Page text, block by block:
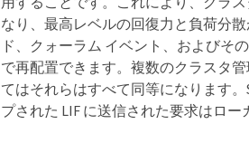
なり、最高レベルの回復力と負荷分
ド、クォーラム イベント、およびそ
で再配置できます。複数のクラスタ
てはそれらはすべて同等になります
プされた LIF に送信された要求はロー